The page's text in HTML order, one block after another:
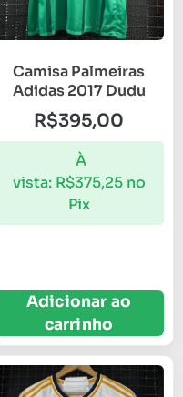
Camisa Palmeiras
Adidas 2017 Dudu
R$395,00
À
vista: R$375,25 no
Pix
Adicionar ao
carrinho